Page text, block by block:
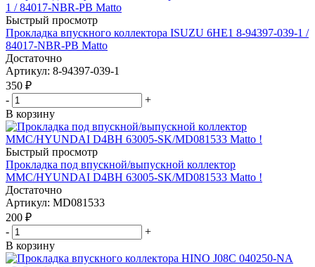
Быстрый просмотр
Прокладка впускного коллектора ISUZU 6HE1 8-94397-039-1 /
84017-NBR-PB Matto
Достаточно
Артикул: 8-94397-039-1
350 ₽
-
+
В корзину
Быстрый просмотр
Прокладка под впускной/выпускной коллектор
MMC/HYUNDAI D4BH 63005-SK/MD081533 Matto !
Достаточно
Артикул: MD081533
200 ₽
-
+
В корзину